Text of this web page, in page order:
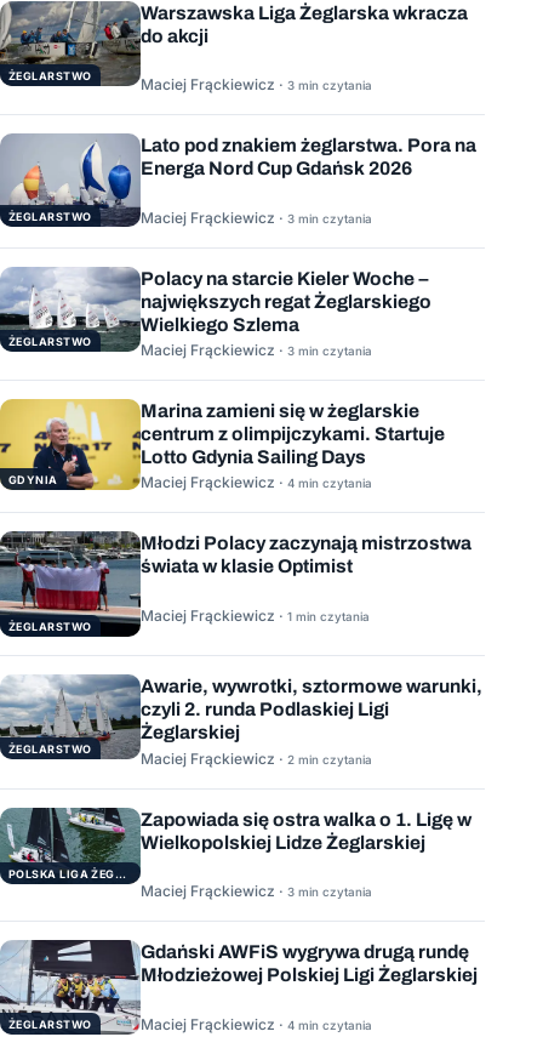
ŻEGLARSTWO
Warszawska Liga Żeglarska wkracza
do akcji
Maciej Frąckiewicz · 3 min czytania
ŻEGLARSTWO
Lato pod znakiem żeglarstwa. Pora na
Energa Nord Cup Gdańsk 2026
Maciej Frąckiewicz · 3 min czytania
ŻEGLARSTWO
Polacy na starcie Kieler Woche –
największych regat Żeglarskiego
Wielkiego Szlema
Maciej Frąckiewicz · 3 min czytania
GDYNIA
Marina zamieni się w żeglarskie
centrum z olimpijczykami. Startuje
Lotto Gdynia Sailing Days
Maciej Frąckiewicz · 4 min czytania
ŻEGLARSTWO
Młodzi Polacy zaczynają mistrzostwa
świata w klasie Optimist
Maciej Frąckiewicz · 1 min czytania
ŻEGLARSTWO
Awarie, wywrotki, sztormowe warunki,
czyli 2. runda Podlaskiej Ligi
Żeglarskiej
Maciej Frąckiewicz · 2 min czytania
POLSKA LIGA ŻEGLARSKA
Zapowiada się ostra walka o 1. Ligę w
Wielkopolskiej Lidze Żeglarskiej
Maciej Frąckiewicz · 3 min czytania
ŻEGLARSTWO
Gdański AWFiS wygrywa drugą rundę
Młodzieżowej Polskiej Ligi Żeglarskiej
Maciej Frąckiewicz · 4 min czytania